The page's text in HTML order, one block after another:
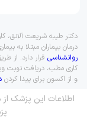
دکتر طیبه شریعت آلانق،
درمان بیماران مبتلا به
روانشناسی قرار دارد. از
کاری مطب، دریافت نوبت
و از اکسون برای پیدا کردن
اطلاعات این پزشک